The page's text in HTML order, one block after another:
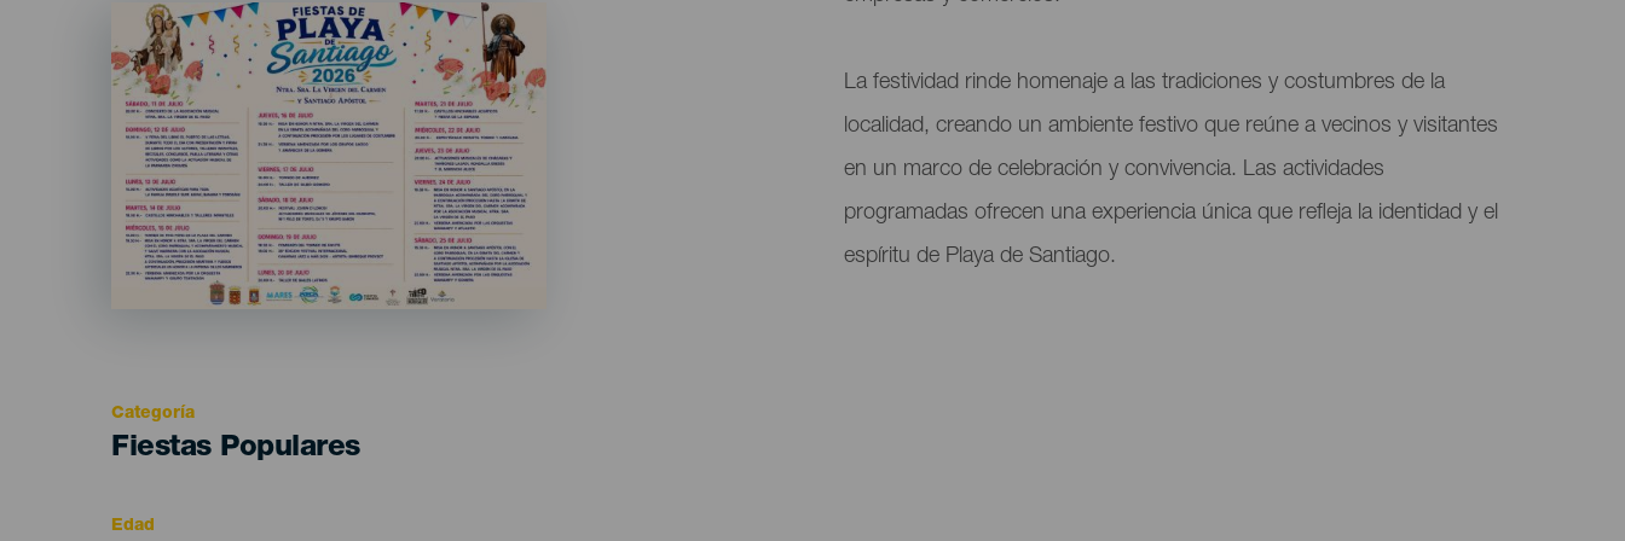
Imagen
Listado
La festividad rinde homenaje a las tradiciones y costumbres de la
localidad, creando un ambiente festivo que reúne a vecinos y visitantes
en un marco de celebración y convivencia. Las actividades
programadas ofrecen una experiencia única que refleja la identidad y el
espíritu de Playa de Santiago.
Categoría
Categoría
Fiestas Populares
Edad